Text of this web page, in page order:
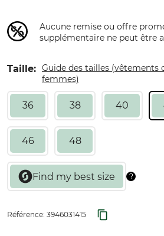
Aucune remise ou offre
supplémentaire ne peut être
Taille: Guide des tailles (vêtements
femmes)
36 38 40
46 48
Référence: 3946031415